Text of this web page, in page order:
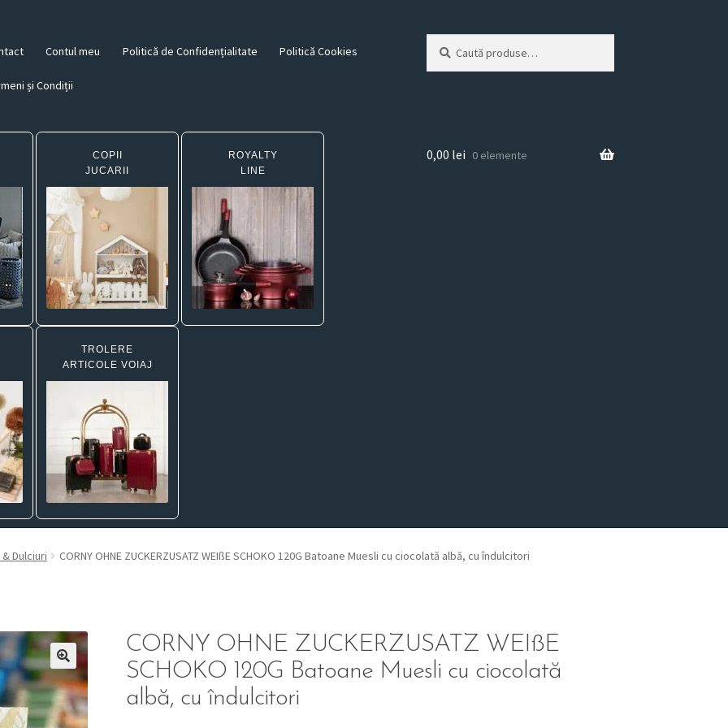
Contul meu Politică de Confidențialitate Politică Cookies
și Condiții
după:
COPII
JUCARII
ROYALTY
LINE
TROLERE
ARTICOLE VOIAJ
0,00 lei 0 elemente
Dulciuri CORNY OHNE ZUCKERZUSATZ WEIßE SCHOKO 120G Batoane Muesli cu ciocolată albă, cu îndulcitori
CORNY OHNE ZUCKERZUSATZ WEIßE
SCHOKO 120G Batoane Muesli cu ciocolată
albă, cu îndulcitori